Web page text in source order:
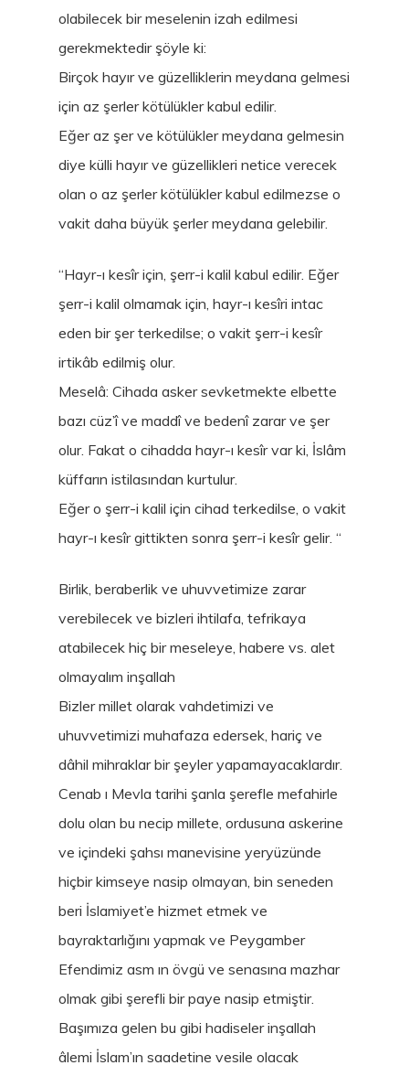
olabilecek bir meselenin izah edilmesi
gerekmektedir şöyle ki:
Birçok hayır ve güzelliklerin meydana gelmesi
için az şerler kötülükler kabul edilir.
Eğer az şer ve kötülükler meydana gelmesin
diye külli hayır ve güzellikleri netice verecek
olan o az şerler kötülükler kabul edilmezse o
vakit daha büyük şerler meydana gelebilir.
“Hayr-ı kesîr için, şerr-i kalil kabul edilir. Eğer
şerr-i kalil olmamak için, hayr-ı kesîri intac
eden bir şer terkedilse; o vakit şerr-i kesîr
irtikâb edilmiş olur.
Meselâ: Cihada asker sevketmekte elbette
bazı cüz’î ve maddî ve bedenî zarar ve şer
olur. Fakat o cihadda hayr-ı kesîr var ki, İslâm
küffarın istilasından kurtulur.
Eğer o şerr-i kalil için cihad terkedilse, o vakit
hayr-ı kesîr gittikten sonra şerr-i kesîr gelir. “
Birlik, beraberlik ve uhuvvetimize zarar
verebilecek ve bizleri ihtilafa, tefrikaya
atabilecek hiç bir meseleye, habere vs. alet
olmayalım inşallah
Bizler millet olarak vahdetimizi ve
uhuvvetimizi muhafaza edersek, hariç ve
dâhil mihraklar bir şeyler yapamayacaklardır.
Cenab ı Mevla tarihi şanla şerefle mefahirle
dolu olan bu necip millete, ordusuna askerine
ve içindeki şahsı manevisine yeryüzünde
hiçbir kimseye nasip olmayan, bin seneden
beri İslamiyet’e hizmet etmek ve
bayraktarlığını yapmak ve Peygamber
Efendimiz asm ın övgü ve senasına mazhar
olmak gibi şerefli bir paye nasip etmiştir.
Başımıza gelen bu gibi hadiseler inşallah
âlemi İslam’ın saadetine vesile olacak